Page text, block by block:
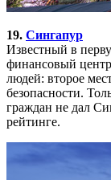
19. Сингапур
Известный в
финансовый
людей: второе
безопасности.
граждан не дал
рейтинге.